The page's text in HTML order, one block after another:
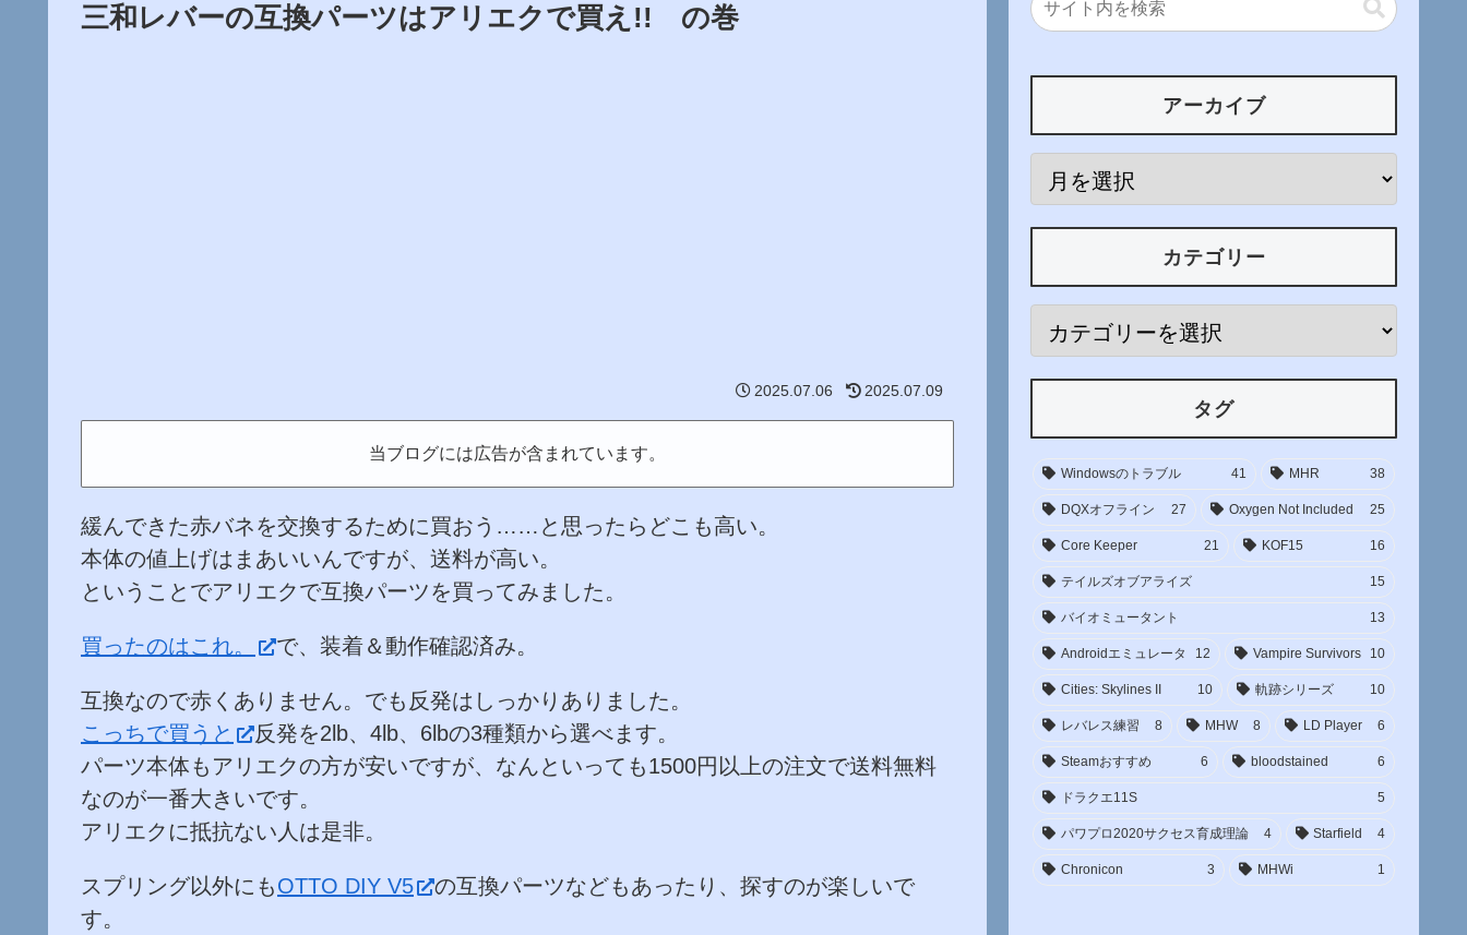
三和レバーの互換パーツはアリエクで買え!! の巻
2025.07.06 2025.07.09
当ブログには広告が含まれています。
緩んできた赤バネを交換するために買おう……と思ったらどこも高い。
本体の値上げはまあいいんですが、送料が高い。
ということでアリエクで互換パーツを買ってみました。
買ったのはこれ。 で、装着＆動作確認済み。
互換なので赤くありません。でも反発はしっかりありました。
こっちで買うと
反発を2lb、4lb、6lbの3種類から選べます。
パーツ本体もアリエクの方が安いですが、なんといっても1500円以上の注文で送料無料
なのが一番大きいです。
アリエクに抵抗ない人は是非。
スプリング以外にもOTTO DIY V5
の互換パーツなどもあったり、探すのが楽しいで
す。
アーカイブ
カテゴリー
タグ
Windowsのトラブル 41 MHR 38
DQXオフライン 27 Oxygen Not Included 25
Core Keeper 21 KOF15 16
テイルズオブアライズ 15
バイオミュータント 13
Androidエミュレータ 12 Vampire Survivors 10
Cities: Skylines II 10 軌跡シリーズ 10
レバレス練習 8 MHW 8 LD Player 6
Steamおすすめ 6 bloodstained 6
ドラクエ11S 5
パワプロ2020サクセス育成理論 4 Starfield 4
Chronicon 3 MHWi 1